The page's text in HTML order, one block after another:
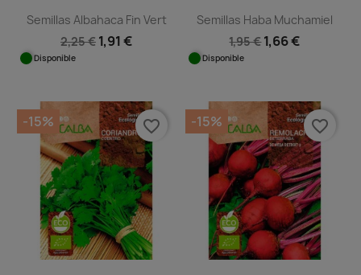
Semillas Albahaca Fin Vert
2,25 € 1,91 €
Disponible
Semillas Haba Muchamiel
1,95 €1,66 €
Disponible
-15% favorite_border -15% favorite_border